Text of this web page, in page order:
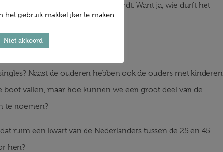
gezien, laat staat benoemd wordt. Want ja, wie durft het
pijn te zijn?
Naast de ouderen hebben ook de ouders met kinderen
boot vallen, maar hoe kunnen we een groot deel van de
te noemen?
ruim een kwart van de Nederlanders tussen de 25 en 45
hen?
gebruik makkelijker te maken.
Niet akkoord